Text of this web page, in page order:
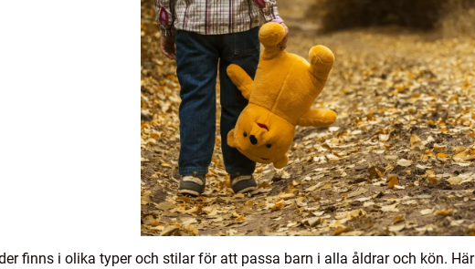
finns i olika typer och stilar för att passa barn i alla åldrar och kön.